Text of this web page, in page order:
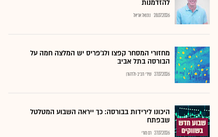
להזדמנות
28.07.2026 נתנאל אריאל
מחזורי המסחר קפצו ולג'פריס יש המלצה חמה על
הבורסה בתל אביב
27.07.2026 שירי חביב-ולדהורן
היכונו לירידות בבורסה: כך ייראה השבוע המטלטל
שבפתח
27.07.2026 רם מורי